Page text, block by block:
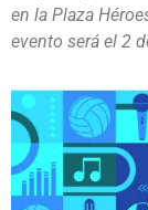
en la Plaza
evento será el 2